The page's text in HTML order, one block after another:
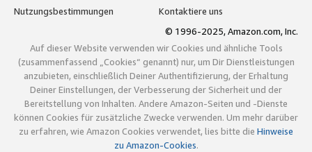
Nutzungsbestimmungen
Kontaktiere uns
© 1996-2025, Amazon.com, Inc.
Auf dieser Website verwenden wir Cookies und ähnliche Tools
(zusammenfassend „Cookies“ genannt) nur, um Dir Dienstleistungen
anzubieten, einschließlich Deiner Authentifizierung, der Erhaltung
Deiner Einstellungen, der Verbesserung der Sicherheit und der
Bereitstellung von Inhalten. Andere Amazon-Seiten und -Dienste
können Cookies für zusätzliche Zwecke verwenden. Um mehr darüber
zu erfahren, wie Amazon Cookies verwendet, lies bitte die Hinweise
zu Amazon-Cookies.